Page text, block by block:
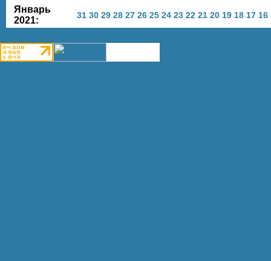
Январь
2021:
31 30 29 28 27 26 25 24 23 22 21 20 19 18 17 16